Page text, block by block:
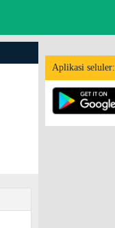
Aplikasi seluler: